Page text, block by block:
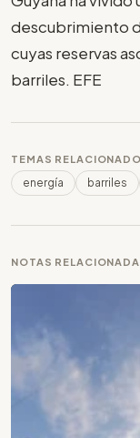
descubrimiento
cuyas reservas
barriles. EFE
TEMAS
energía barriles
NOTAS